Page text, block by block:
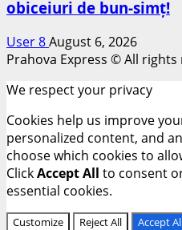
obiceiuri de bun-simț!
User 8August 6, 2026
Prahova Express © All rights
We respect your privacy
Cookies help us improve
personalized content, and
choose which cookies to
ClickAccept All to consent
essential cookies.
Customize Reject All Accept